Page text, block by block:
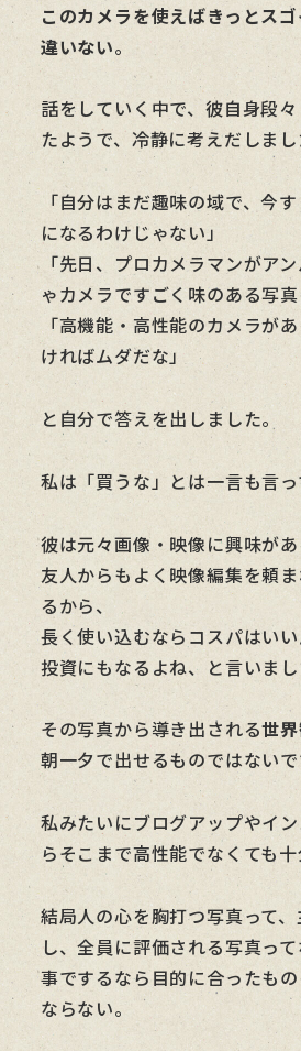
このカメラを使えばきっとス
違いない。
話をしていく中で、彼自身段
たようで、冷静に考えだしまし
「自分はまだ趣味の域で、今
になるわけじゃない」
「先日、プロカメラマンがア
ゃカメラですごく味のある写真
「高機能・高性能のカメラが
ければムダだな」
と自分で答えを出しました。
私は「買うな」とは一言も言っ
彼は元々画像・映像に興味があ
友人からもよく映像編集を頼
るから、
長く使い込むならコスパはい
投資にもなるよね、と言いまし
その写真から導き出される世
朝一夕で出せるものではないで
私みたいにブログアップやイ
らそこまで高性能でなくても十
結局人の心を胸打つ写真って
し、全員に評価される写真っ
事でするなら目的に合ったも
ならない。